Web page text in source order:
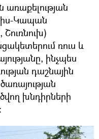
Կապան
ռուս և
ինչպես
դաշնային
խնդիրների